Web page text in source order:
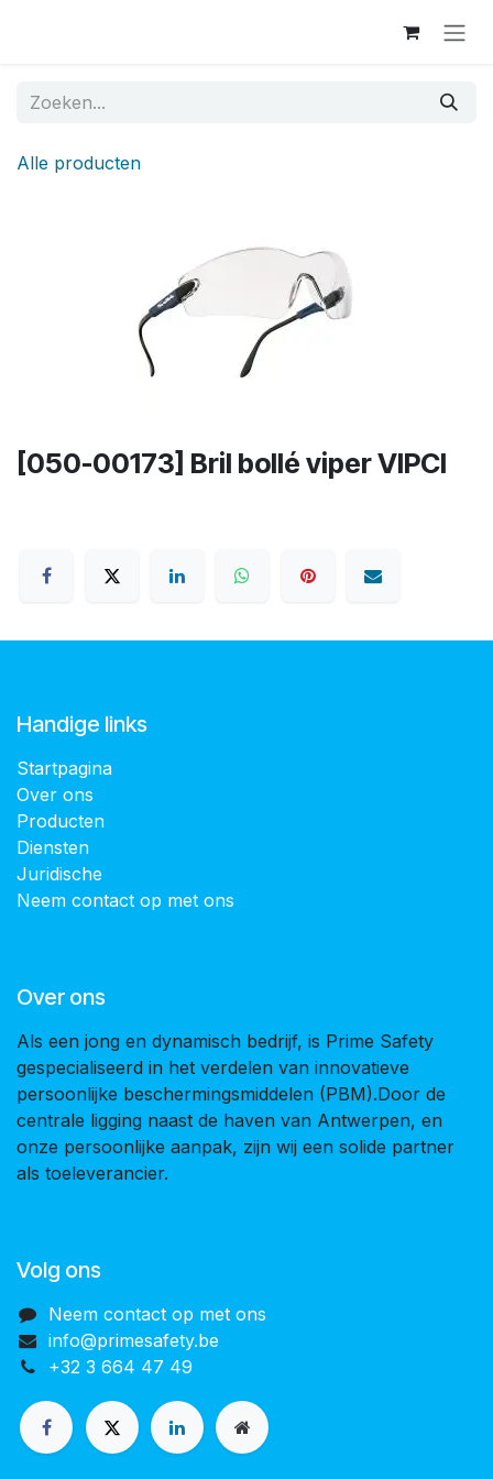
Alle producten
[050-00173] Bril bollé viper VIPCI
Handige links
Startpagina
Over ons
Producten
Diensten
Juridische
Neem contact op met ons
Over ons
Als een jong en dynamisch bedrijf, is Prime Safety
gespecialiseerd in het verdelen van innovatieve
persoonlijke beschermingsmiddelen (PBM).Door de
centrale ligging naast de haven van Antwerpen, en
onze persoonlijke aanpak, zijn wij een solide partner
als toeleverancier.
Volg ons
Neem contact op met ons
info@primesafety.be
+32 3 664 47 49